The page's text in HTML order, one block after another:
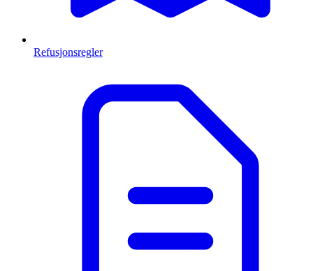
Refusjonsregler